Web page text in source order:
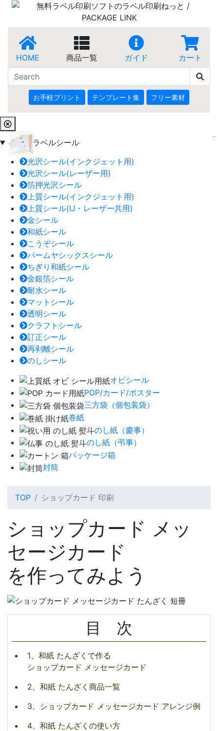
HOME 商品一覧 ガイド カート
お手軽プリント テンプレート集 フリー素材
ラベルシール
光沢シール(インクジェット用)
光沢シール(レーザー用)
箔押光沢シール
上質シール(インクジェット用)
上質シール(IJ・レーザー共用)
金シール
和紙シール
こうぞシール
パームヤシックスシール
ちぎり和紙シール
金銀箔シール
耐水シール
マットシール
透明シール
クラフトシール
訂正シール
再剥離シール
のしシール
オビシール
POP/カード/ポスター
三方袋（個包装袋）
巻紙
のし紙（慶事）
のし紙（弔事）
パッケージ箱
封筒
TOP ショップカード 印刷
ショップカード メッ
セージカード
を作ってみよう
目 次
1、和紙 たんざくで作る
ショップカード メッセージカード
2、和紙 たんざく商品一覧
3、ショップカード メッセージカード アレンジ例
4、和紙 たんざくの使い方